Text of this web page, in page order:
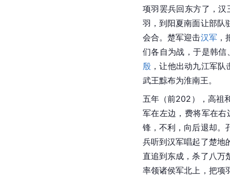
项羽罢兵回东方了，
羽，到阳夏南面让部队
会合。楚军迎击汉军，
们各自为战，于是韩
殷 ，让他出动九江军
武王黥布为淮南王。
五年（前202），高祖
军在左边，费将军在
锋，不利，向后退却。
兵听到汉军唱起了楚地
直追到东成，杀了八万
率领诸侯军北上，把项